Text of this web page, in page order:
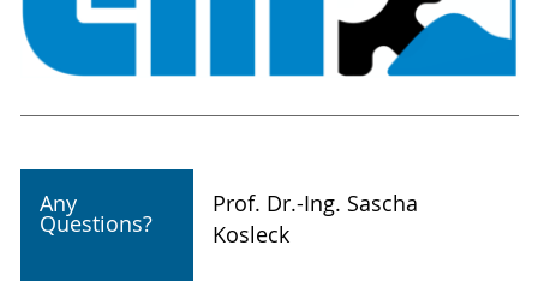
Any
Questions?
Prof. Dr.-Ing. Sascha
Kosleck